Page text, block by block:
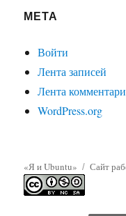
МЕТА
Войти
Лента записей
Лента
WordPress.org
«Я и Ubuntu» Сайт